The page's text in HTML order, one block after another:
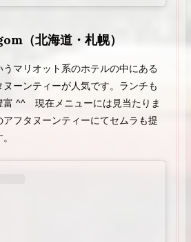
（北海道・札幌）
マリオット系のホテルの中にある
ーンティーが人気です。ランチも
富 ^^ 現在メニューには見当たりま
フタヌーンティーにてセムラも提